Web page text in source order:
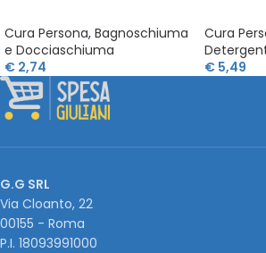
Cura Persona, Bagnoschiuma
e Docciaschiuma
€ 2,74
Cura
€ 5,49
G.G SRL
Via Cloanto, 22
00155 - Roma
P.I. ‭18093991000